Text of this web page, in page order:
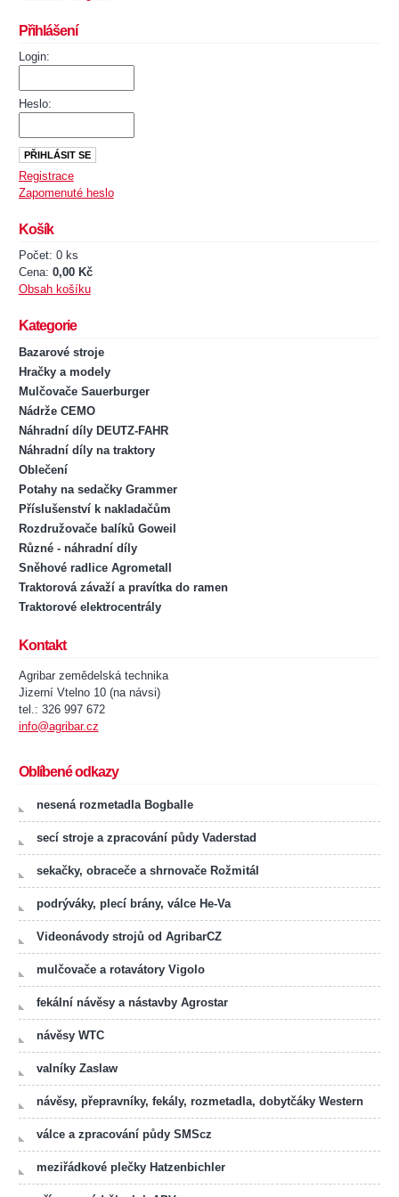
Přihlášení
Login:
Heslo:
Registrace
Zapomenuté heslo
Košík
Počet: 0 ks
Cena: 0,00 Kč
Obsah košíku
Kategorie
Bazarové stroje
Hračky a modely
Mulčovače Sauerburger
Nádrže CEMO
Náhradní díly DEUTZ-FAHR
Náhradní díly na traktory
Oblečení
Potahy na sedačky Grammer
Příslušenství k nakladačům
Rozdružovače balíků Goweil
Různé - náhradní díly
Sněhové radlice Agrometall
Traktorová závaží a pravítka do ramen
Traktorové elektrocentrály
Kontakt
Agribar zemědelská technika
Jizerní Vtelno 10 (na návsi)
tel.: 326 997 672
info@agribar.cz
Oblíbené odkazy
nesená rozmetadla Bogballe
secí stroje a zpracování půdy Vaderstad
sekačky, obraceče a shrnovače Rožmitál
podrýváky, plecí brány, válce He-Va
Videonávody strojů od AgribarCZ
mulčovače a rotavátory Vigolo
fekální návěsy a nástavby Agrostar
návěsy WTC
valníky Zaslaw
návěsy, přepravníky, fekály, rozmetadla, dobytčáky Western
válce a zpracování půdy SMScz
meziřádkové plečky Hatzenbichler